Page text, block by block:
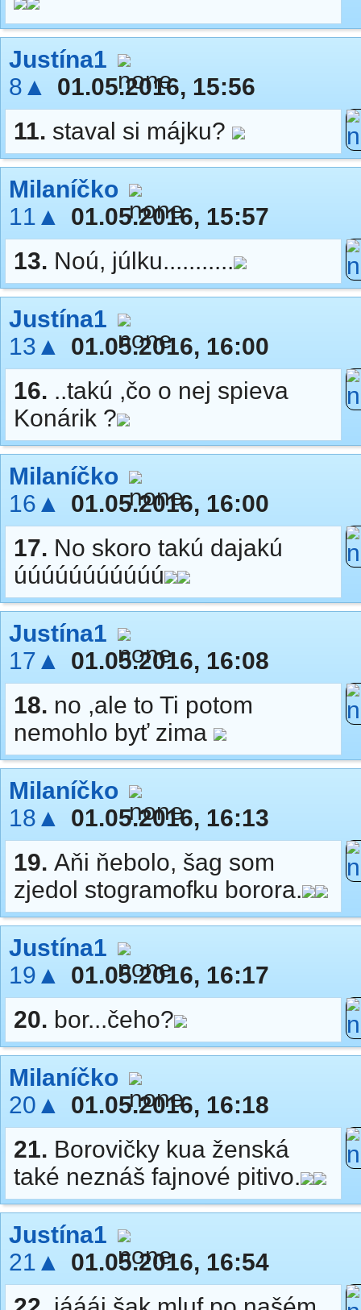
Justína1
8▲
01.05.2016, 15:56
11. staval si májku?
Milaníčko
11▲
01.05.2016, 15:57
13. Noú, júlku...........
Justína1
13▲
01.05.2016, 16:00
16. ..takú ,čo o nej spieva
Konárik ?
Milaníčko
16▲
01.05.2016, 16:00
17. No skoro takú dajakú
úúúúúúúúúúú
Justína1
17▲
01.05.2016, 16:08
18. no ,ale to Ti potom
nemohlo byť zima
Milaníčko
18▲
01.05.2016, 16:13
19. Aňi ňebolo, šag som
zjedol stogramofku borora.
Justína1
19▲
01.05.2016, 16:17
20. bor...čeho?
Milaníčko
20▲
01.05.2016, 16:18
21. Borovičky kua ženská
také neznáš fajnové pitivo.
Justína1
21▲
01.05.2016, 16:54